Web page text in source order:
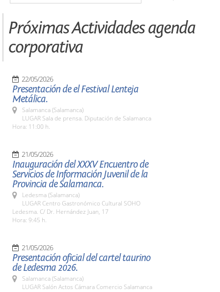
Próximas Actividades agenda
corporativa
22/05/2026
Presentación de el Festival Lenteja
Metálica.
Salamanca (Salamanca)
LUGAR Sala de prensa. Diputación de Salamanca
Hora: 11:00 h.
21/05/2026
Inauguración del XXXV Encuentro de
Servicios de Información Juvenil de la
Provincia de Salamanca.
Ledesma (Salamanca)
LUGAR Centro Gastronómico Cultural SOHO
Ledesma. C/ Dr. Hernández Juan, 17
Hora: 9:45 h.
21/05/2026
Presentación oficial del cartel taurino
de Ledesma 2026.
Salamanca (Salamanca)
LUGAR Salón Actos Cámara Comercio Salamanca